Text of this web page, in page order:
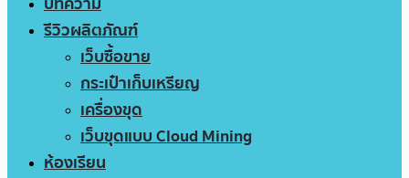
รีวิวผลิตภัณฑ์
เว็บซื้อขาย
กระเป๋าเก็บเหรียญ
เครื่องขุด
เว็บขุดแบบ Cloud Mining
ห้องเรียน